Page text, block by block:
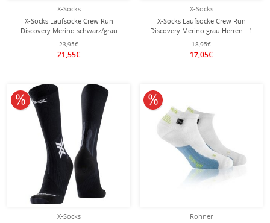
X-Socks
X-Socks Laufsocke Crew Run
Discovery Merino schwarz/grau
Herren - 1 Paar
23,95€
21,55€
X-Socks
X-Socks Laufsocke Crew Run
Discovery Merino grau Herren - 1
Paar
18,95€
17,05€
X-Socks
10% reduziert
Rohner
10% reduziert